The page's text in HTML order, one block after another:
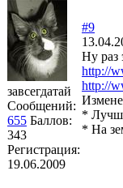
завсегдатай
Сообщений:
655 Баллов:
343
Регистрация:
19.06.2009
#9
Ну раз
http://
http://
*
* На